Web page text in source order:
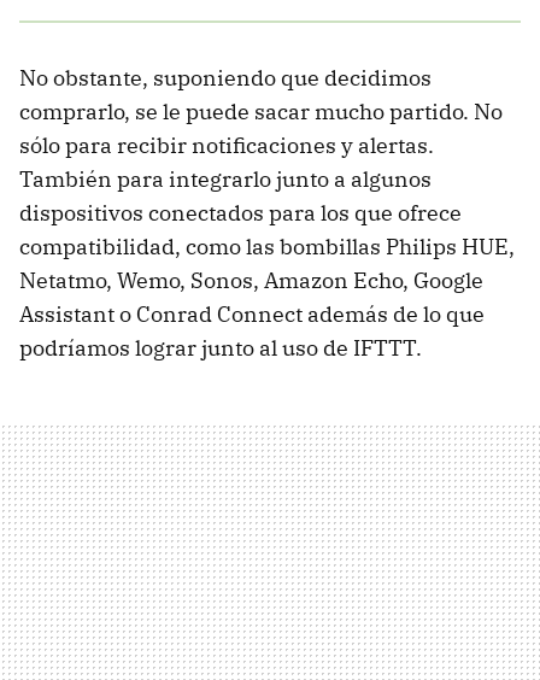
No obstante, suponiendo que decidimos
comprarlo, se le puede sacar mucho partido. No
sólo para recibir notificaciones y alertas.
También para integrarlo junto a algunos
dispositivos conectados para los que ofrece
compatibilidad, como las bombillas Philips HUE,
Netatmo, Wemo, Sonos, Amazon Echo, Google
Assistant o Conrad Connect además de lo que
podríamos lograr junto al uso de IFTTT.